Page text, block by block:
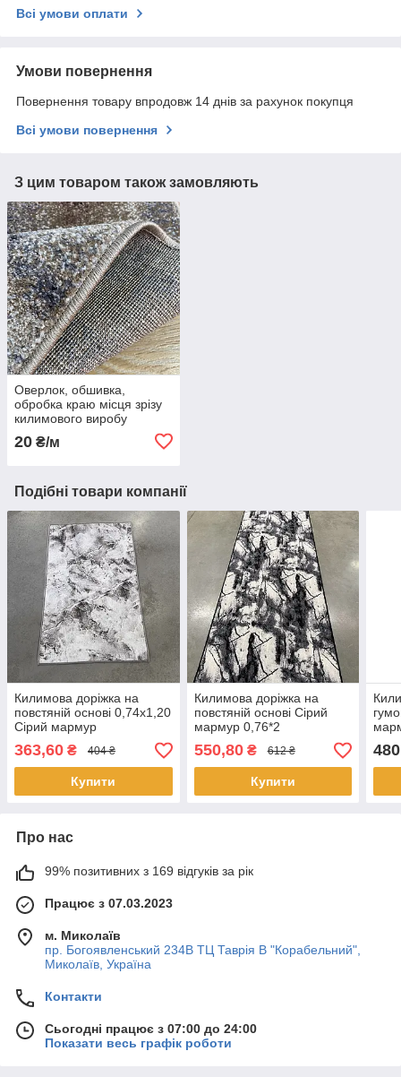
Всі умови оплати
Умови повернення
Повернення товару впродовж 14 днів за рахунок покупця
Всі умови повернення
З цим товаром також замовляють
Оверлок, обшивка,
обробка краю місця зрізу
килимового виробу
20 ₴/м
Подібні товари компанії
Килимова доріжка на
повстяній основі 0,74х1,20
Сірий мармур
363,60 ₴ 404 ₴
Купити
Килимова доріжка на
повстяній основі Сірий
мармур 0,76*2
550,80₴ 612 ₴
Купити
480
Про нас
99% позитивних з 169 відгуків за рік
Працює з 07.03.2023
м. Миколаїв
пр. Богоявленський 234В ТЦ Таврія В "Корабельний",
Миколаїв, Україна
Контакти
Сьогодні працює з 07:00 до 24:00
Показати весь графік роботи